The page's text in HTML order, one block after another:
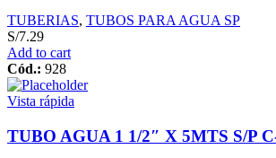
TUBERIAS, TUBOS PARA AGUA SP
S/7.29
Add to cart
Cód.: 928
Vista rápida
TUBO AGUA 1 1/2″ X 5MTS S/P